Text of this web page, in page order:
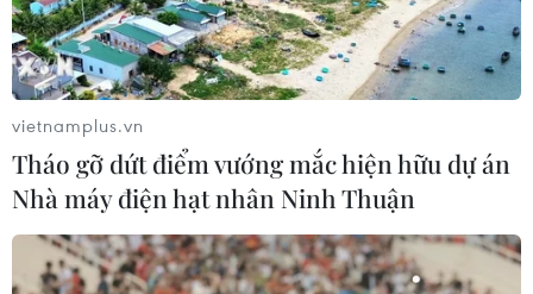
02/08/2026 13:04
Xem thêm
CƠ QUAN CHỦ QUẢN: THÔNG TẤN XÃ VIỆT NAM
vietnamplus.vn
Tháo gỡ dứt điểm vướng mắc hiện hữu dự án
Nhà máy điện hạt nhân Ninh Thuận